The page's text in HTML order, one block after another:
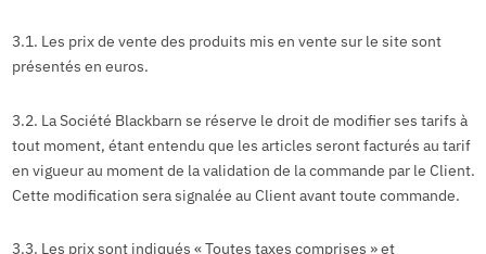
3.1. Les prix de vente des produits mis en vente sur le site sont
présentés en euros.
3.2. La Société Blackbarn se réserve le droit de modifier ses tarifs à
tout moment, étant entendu que les articles seront facturés au tarif
en vigueur au moment de la validation de la commande par le Client.
Cette modification sera signalée au Client avant toute commande.
3.3. Les prix sont indiqués « Toutes taxes comprises » et